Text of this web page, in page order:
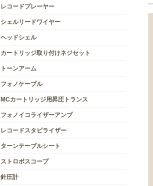
レコードプレーヤー
シェルリードワイヤー
ヘッドシェル
カートリッジ取り付けネジセット
トーンアーム
フォノケーブル
MCカートリッジ用昇圧トランス
フォノイコライザーアンプ
レコードスタビライザー
ターンテーブルシート
ストロボスコープ
針圧計